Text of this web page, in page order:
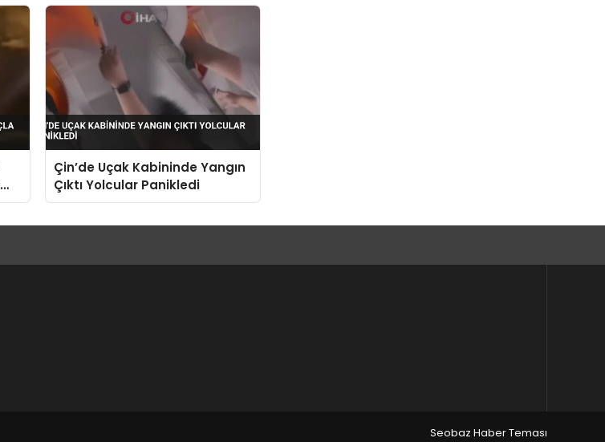
Çin’de Uçak Kabininde Yangın
Çıktı Yolcular Panikledi
Seobaz Haber Teması